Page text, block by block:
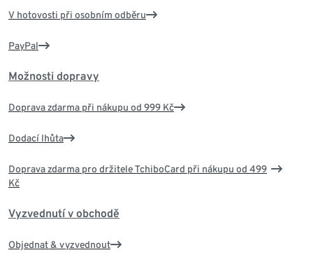
V hotovosti při osobním odběru
PayPal
Možnosti dopravy
Doprava zdarma při nákupu od 999 Kč
Dodací lhůta
Doprava zdarma pro držitele TchiboCard při nákupu od 499
Kč
Vyzvednutí v obchodě
Objednat & vyzvednout